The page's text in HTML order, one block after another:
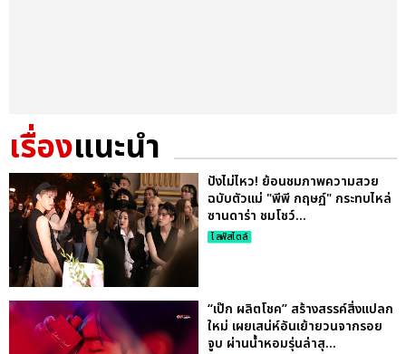
เรื่องแนะนำ
ปังไม่ไหว! ย้อนชมภาพความสวย
ฉบับตัวแม่ "พีพี กฤษฏ์" กระทบไหล่
ซานดาร่า ชมโชว์...
ไลฟ์สไตล์
“เป๊ก ผลิตโชค” สร้างสรรค์สิ่งแปลก
ใหม่ เผยเสน่ห์อันเย้ายวนจากรอย
จูบ ผ่านน้ำหอมรุ่นล่าสุ...